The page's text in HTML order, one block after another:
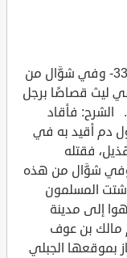
"حدث في السنة الثامنة من الهجرة (11) 33- وفي شوَّال من
ليث قصاصًا برجل
فأقاد
دم أقيد به في
فقتله
صلى الله عليه وسلم [1]. 34- وفي شوَّال من هذه
شتت المسلمون
إلى مدينة
مالك بن عوف
بموقعها الجبلي